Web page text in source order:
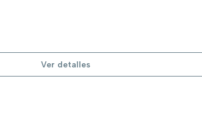
Ver detalles